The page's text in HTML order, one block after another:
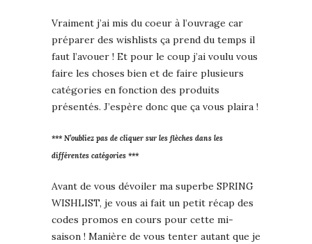
Vraiment j’ai mis du coeur à l’ouvrage car
préparer des wishlists ça prend du temps il
faut l’avouer ! Et pour le coup j’ai voulu vous
faire les choses bien et de faire plusieurs
catégories en fonction des produits
présentés. J’espère donc que ça vous plaira !
*** N’oubliez pas de cliquer sur les flèches dans les
différentes catégories ***
Avant de vous dévoiler ma superbe SPRING
WISHLIST, je vous ai fait un petit récap des
codes promos en cours pour cette mi-
saison ! Manière de vous tenter autant que je